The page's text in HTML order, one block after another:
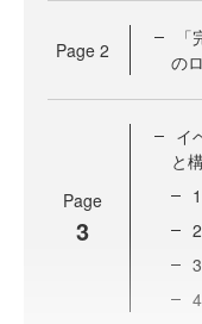
Page 2
の
Page
3
イ
と